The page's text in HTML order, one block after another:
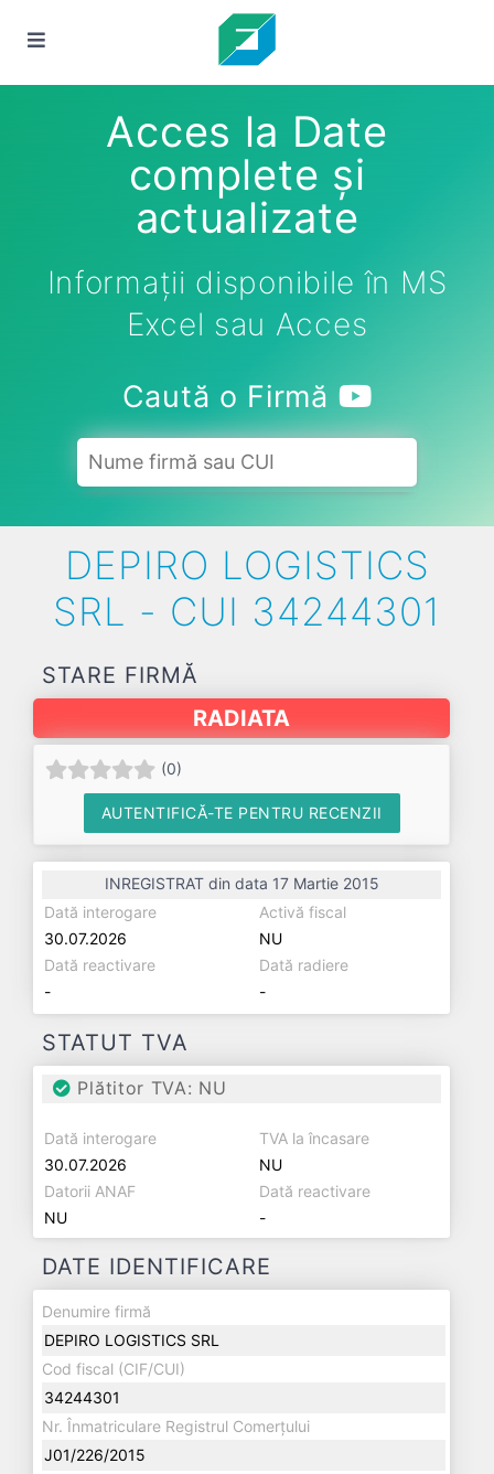
Acces la Date
complete și
actualizate
Informații disponibile în MS
Excel sau Acces
Caută o Firmă
DEPIRO LOGISTICS
SRL - CUI 34244301
STARE FIRMĂ
RADIATA
(0)
AUTENTIFICĂ-TE PENTRU RECENZII
INREGISTRAT din data 17 Martie 2015
Dată interogare
30.07.2026
Activă fiscal
NU
Dată reactivare
-
Dată radiere
-
STATUT TVA
Plătitor TVA: NU
Dată interogare
30.07.2026
TVA la încasare
NU
Datorii ANAF
NU
Dată reactivare
-
DATE IDENTIFICARE
Denumire firmă
DEPIRO LOGISTICS SRL
Cod fiscal (CIF/CUI)
34244301
Nr. Înmatriculare Registrul Comerțului
J01/226/2015